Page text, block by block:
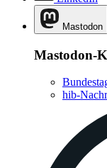
Mastodon
Mastodon-
hib-